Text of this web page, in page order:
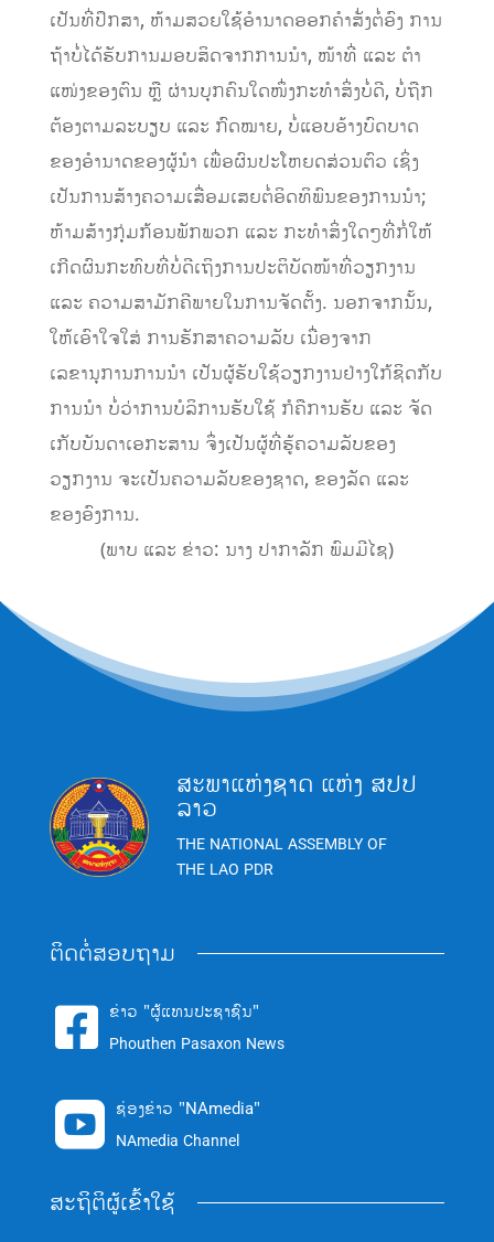
ເປັນທີ່ປຶກສາ, ຫ້າມສວຍໃຊ້ອໍານາດອອກຄໍາສັ່ງຕໍ່ອົງ ການ
ຖ້າບໍ່ໄດ້ຮັບການມອບສິດຈາກການນໍາ, ໜ້າທີ່ ແລະ ຕໍາ
ແໜ່ງຂອງຕົນ ຫຼື ຜ່ານບຸກຄົນໃດໜຶ່ງກະທໍາສິ່ງບໍ່ດີ, ບໍ່ຖືກ
ຕ້ອງຕາມລະບຽບ ແລະ ກົດໝາຍ, ບໍ່ແອບອ້າງບົດບາດ
ຂອງອໍານາດຂອງຜູ້ນໍາ ເພື່ອຜົນປະໂຫຍດສ່ວນຕົວ ເຊິ່ງ
ເປັນການສ້າງຄວາມເສື່ອມເສຍຕໍ່ອິດທິພົນຂອງການນໍາ;
ຫ້າມສ້າງກຸ່ມກ້ອນພັກພວກ ແລະ ກະທໍາສິ່ງໃດໆທີ່ກໍ່ໃຫ້
ເກີດຜົນກະທົບທີ່ບໍ່ດີເຖິງການປະຕິບັດໜ້າທີ່ວຽກງານ
ແລະ ຄວາມສາມັກຄີພາຍໃນການຈັດຕັ້ງ. ນອກຈາກນັ້ນ,
ໃຫ້ເອົາໃຈໃສ່ ການຮັກສາຄວາມລັບ ເນື່ອງຈາກ
ເລຂານຸການການນໍາ ເປັນຜູ້ຮັບໃຊ້ວຽກງານຢ່າງໃກ້ຊິດກັບ
ການນໍາ ບໍ່ວ່າການບໍລິການຮັບໃຊ້ ກໍຄືການຮັບ ແລະ ຈັດ
ເກັບບັນດາເອກະສານ ຈຶ່ງເປັນຜູ້ທີ່ຮູ້ຄວາມລັບຂອງ
ວຽກງານ ຈະເປັນຄວາມລັບຂອງຊາດ, ຂອງລັດ ແລະ
ຂອງອົງການ.
(ພາບ ແລະ ຂ່າວ: ນາງ ປາກາລັກ ພົມມີໄຊ)
ສະພາແຫ່ງຊາດ ແຫ່ງ ສປປ
ລາວ
THE NATIONAL ASSEMBLY OF
THE LAO PDR
ຕິດຕໍ່ສອບຖາມ
 ຂ່າວ "ຜູ້ແທນປະຊາຊົນ"
Phouthen Pasaxon News
 ຊ່ອງຂ່າວ "NAmedia"
NAmedia Channel
ສະຖິຕິຜູ້ເຂົ້າໃຊ້